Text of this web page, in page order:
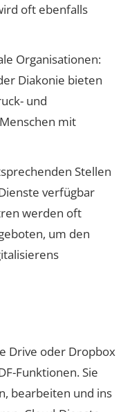
oft ebenfalls
Organisationen:
Diakonie bieten
und
mit
Stellen
verfügbar
werden oft
um den
Drive oder Dropbox
Funktionen. Sie
bearbeiten und ins